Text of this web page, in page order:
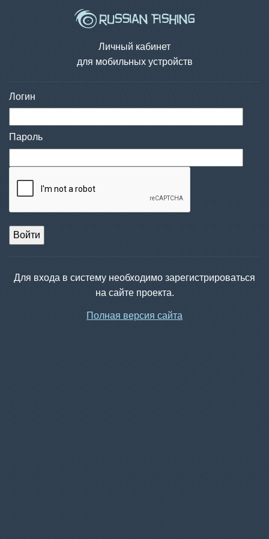
Личный кабинет
для мобильных устройств
Логин
Пароль
Войти
Для входа в систему необходимо зарегистрироваться
на сайте проекта.
Полная версия сайта